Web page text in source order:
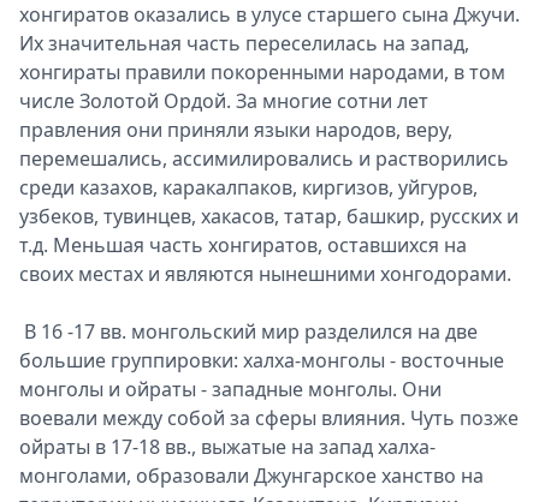
хонгиратов оказались в улусе старшего сына Джучи.
Их значительная часть переселилась на запад,
хонгираты правили покоренными народами, в том
числе Золотой Ордой. За многие сотни лет
правления они приняли языки народов, веру,
перемешались, ассимилировались и растворились
среди казахов, каракалпаков, киргизов, уйгуров,
узбеков, тувинцев, хакасов, татар, башкир, русских и
т.д. Меньшая часть хонгиратов, оставшихся на
своих местах и являются нынешними хонгодорами.
В 16 -17 вв. монгольский мир разделился на две
большие группировки: халха-монголы - восточные
монголы и ойраты - западные монголы. Они
воевали между собой за сферы влияния. Чуть позже
ойраты в 17-18 вв., выжатые на запад халха-
монголами, образовали Джунгарское ханство на